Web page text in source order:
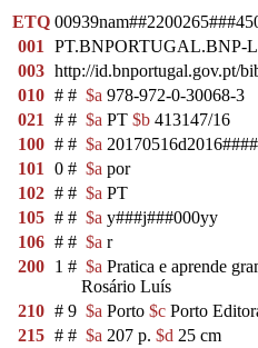
ETQ
001
PT.BNPORTUGAL.BNP-
003 http://id.bnportugal.gov.pt/
010 # # $a 978-972-0-30068-3
021
# # $a PT $b 413147/16
100 # # $a
101
0 # $a por
102 # # $a PT
105 # # $a y###j###000yy
106 # # $a r
200 1 # $a Pratica e aprende
Rosário Luís
210 # 9 $a Porto $c Porto
215 # # $a 207 p. $d 25 cm